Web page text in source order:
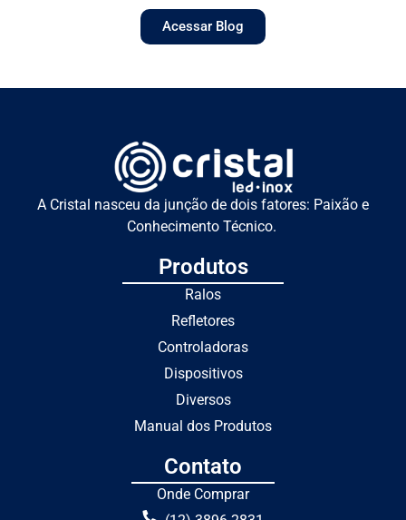
Acessar Blog
A Cristal nasceu da junção de dois fatores: Paixão e
Conhecimento Técnico.
Produtos
Ralos
Refletores
Controladoras
Dispositivos
Diversos
Manual dos Produtos
Contato
Onde Comprar